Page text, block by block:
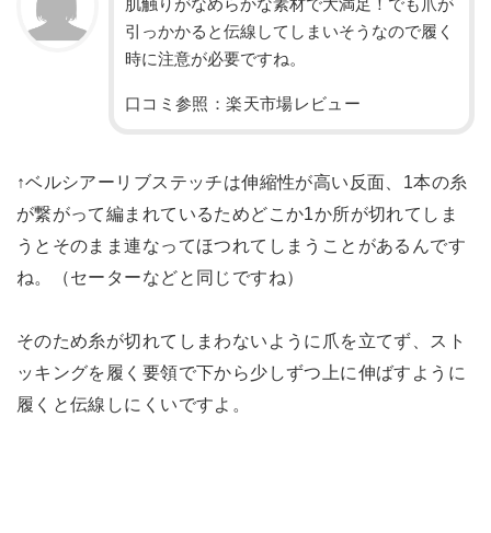
肌触りがなめらかな素材で大満足！でも爪が
引っかかると伝線してしまいそうなので履く
時に注意が必要ですね。
口コミ参照：楽天市場レビュー
↑ベルシアーリブステッチは伸縮性が高い反面、1本の糸
が繋がって編まれているためどこか1か所が切れてしま
うとそのまま連なってほつれてしまうことがあるんです
ね。（セーターなどと同じですね）
そのため糸が切れてしまわないように爪を立てず、スト
ッキングを履く要領で下から少しずつ上に伸ばすように
履くと伝線しにくいですよ。